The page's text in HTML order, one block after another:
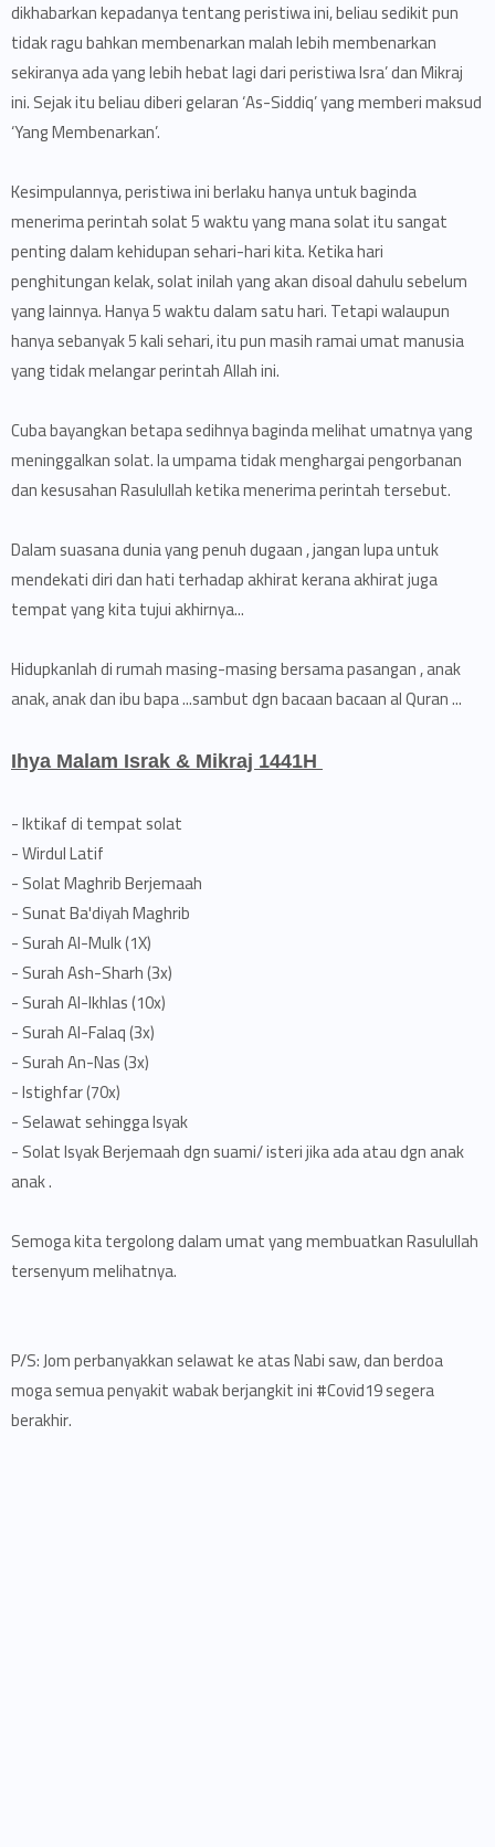
dikhabarkan kepadanya tentang peristiwa ini, beliau sedikit pun
tidak ragu bahkan membenarkan malah lebih membenarkan
sekiranya ada yang lebih hebat lagi dari peristiwa Isra’ dan Mikraj
ini. Sejak itu beliau diberi gelaran ‘As-Siddiq’ yang memberi maksud
‘Yang Membenarkan’.
Kesimpulannya, peristiwa ini berlaku hanya untuk baginda
menerima perintah solat 5 waktu yang mana solat itu sangat
penting dalam kehidupan sehari-hari kita. Ketika hari
penghitungan kelak, solat inilah yang akan disoal dahulu sebelum
yang lainnya. Hanya 5 waktu dalam satu hari. Tetapi walaupun
hanya sebanyak 5 kali sehari, itu pun masih ramai umat manusia
yang tidak melangar perintah Allah ini.
Cuba bayangkan betapa sedihnya baginda melihat umatnya yang
meninggalkan solat. Ia umpama tidak menghargai pengorbanan
dan kesusahan Rasulullah ketika menerima perintah tersebut.
Dalam suasana dunia yang penuh dugaan , jangan lupa untuk
mendekati diri dan hati terhadap akhirat kerana akhirat juga
tempat yang kita tujui akhirnya...
Hidupkanlah di rumah masing-masing bersama pasangan , anak
anak, anak dan ibu bapa ...sambut dgn bacaan bacaan al Quran ...
Ihya Malam Israk & Mikraj 1441H
- Iktikaf di tempat solat
- Wirdul Latif
- Solat Maghrib Berjemaah
- Sunat Ba'diyah Maghrib
- Surah Al-Mulk (1X)
- Surah Ash-Sharh (3x)
- Surah Al-Ikhlas (10x)
- Surah Al-Falaq (3x)
- Surah An-Nas (3x)
- Istighfar (70x)
- Selawat sehingga Isyak
- Solat Isyak Berjemaah dgn suami/ isteri jika ada atau dgn anak
anak .
Semoga kita tergolong dalam umat yang membuatkan Rasulullah
tersenyum melihatnya.
P/S: Jom perbanyakkan selawat ke atas Nabi saw, dan berdoa
moga semua penyakit wabak berjangkit ini #Covid19 segera
berakhir.